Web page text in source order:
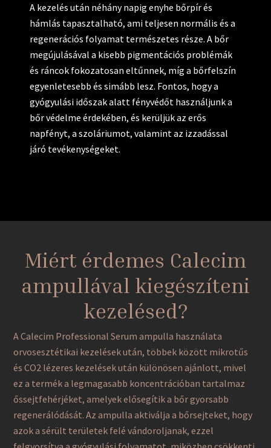
A kezelés után néhány napig enyhe bőrpír és
hámlás tapasztalható, ami teljesen normális és a
regenerációs folyamat természetes része. A bőr
megújulásával a kisebb pigmentációs problémák
és ráncok fokozatosan eltűnnek, míg a bőrfelszín
egyenletesebb és simább lesz. Fontos, hogy a
gyógyulási időszak alatt fényvédőt használjunk a
bőr védelme érdekében, és kerüljük az erős
napfényt, a szoláriumot, valamint az izzadással
járó tevékenységeket.
Miért érdemes Calecim
ampullával kiegészíteni
kezelésed?
A Calecim Professional Serum ampulla használata
orvosesztétikai kezelések után, többek között mikrotűs
és CO2 lézeres kezelések után különösen ajánlott, mivel
ez a termék a legmagasabb koncentrációban tartalmaz
őssejtfehérjéket, amelyek elősegítik a bőr gyorsabb
regenerálódását. Az ampulla aktiválja a bőrsejteket, hogy
azok a sérült területek felé vándoroljanak, ezzel